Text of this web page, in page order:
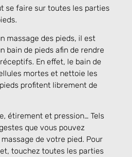
se faire sur toutes les parties
massage des pieds, il est
bain de pieds afin de rendre
En effet, le bain de
mortes et nettoie les
profitent librement de
étirement et pression… Tels
que vous pouvez
de votre pied. Pour
touchez toutes les parties